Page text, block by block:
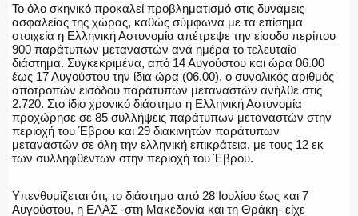
ΑΣΤΥΝΟΜΙΚΟ ΡΕΠΟΡΤΑΖ
Η ΦΩΝΗ ΣΟΥ
ΟΠΛΑ/ΕΞΟΠΛΙΣΜΟΣ
Το όλο σκηνικό προκαλεί προβληματισμό στις δυνάμεις
ασφαλείας της χώρας, καθώς σύμφωνα με τα επίσημα
στοιχεία η Ελληνική Αστυνομία απέτρεψε την είσοδο περίπου
900 παράτυπων μεταναστών ανά ημέρα το τελευταίο
διάστημα. Συγκεκριμένα, από 14 Αυγούστου και ώρα 06.00
έως 17 Αυγούστου την ίδια ώρα (06.00), ο συνολικός αριθμός
αποτροπών εισόδου παράτυπων μεταναστών ανήλθε στις
2.720. Στο ίδιο χρονικό διάστημα η Ελληνική Αστυνομία
προχώρησε σε 85 συλλήψεις παράτυπων μεταναστών στην
περιοχή του Έβρου και 29 διακινητών παράτυπων
μεταναστών σε όλη την ελληνική επικράτεια, με τους 12 εκ
των συλληφθέντων στην περιοχή του Έβρου.
Υπενθυμίζεται ότι, το διάστημα από 28 Ιουλίου έως και 7
Αυγούστου, η ΕΛΑΣ -στη Μακεδονία και τη Θράκη- είχε